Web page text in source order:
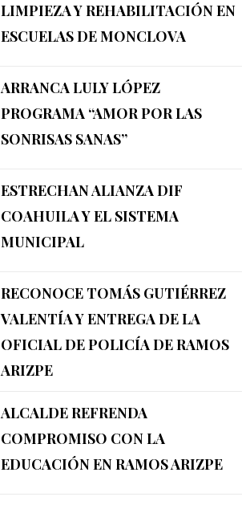
LIMPIEZA Y REHABILITACIÓN EN
ESCUELAS DE MONCLOVA
ARRANCA LULY LÓPEZ
PROGRAMA “AMOR POR LAS
SONRISAS SANAS”
ESTRECHAN ALIANZA DIF
COAHUILA Y EL SISTEMA
MUNICIPAL
RECONOCE TOMÁS GUTIÉRREZ
VALENTÍA Y ENTREGA DE LA
OFICIAL DE POLICÍA DE RAMOS
ARIZPE
ALCALDE REFRENDA
COMPROMISO CON LA
EDUCACIÓN EN RAMOS ARIZPE